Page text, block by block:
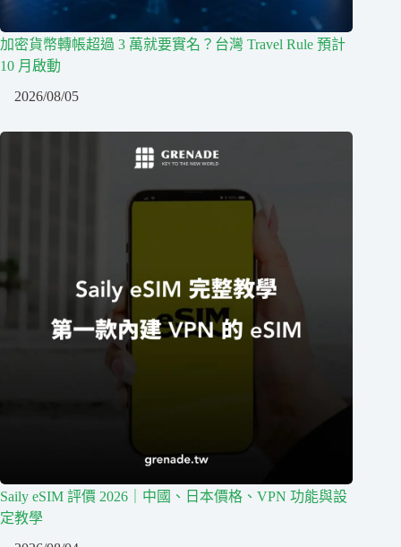
加密貨幣轉帳超過 3 萬就要實名？台灣 Travel Rule 預計
10 月啟動
2026/08/05
Saily eSIM 評價 2026｜中國、日本價格、VPN 功能與設
定教學